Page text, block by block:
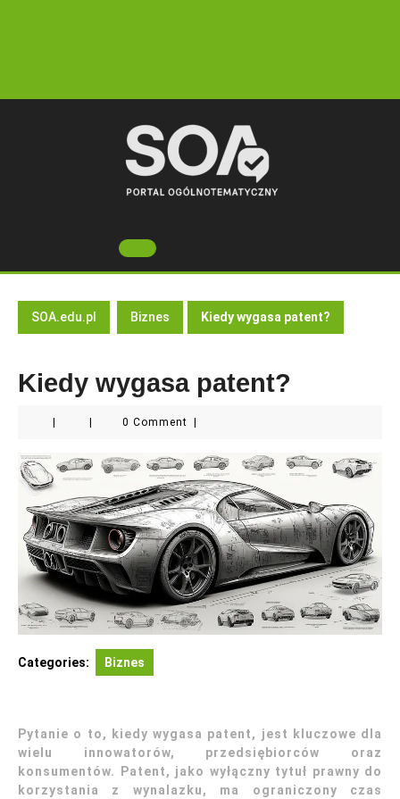
Open
Button
SOA.edu.pl Biznes Kiedy wygasa patent?
Kiedy wygasa patent?
0 Comment
Categories: Biznes
Pytanie o to, kiedy wygasa patent, jest kluczowe dla
wielu innowatorów, przedsiębiorców oraz
konsumentów. Patent, jako wyłączny tytuł prawny do
korzystania z wynalazku, ma ograniczony czas